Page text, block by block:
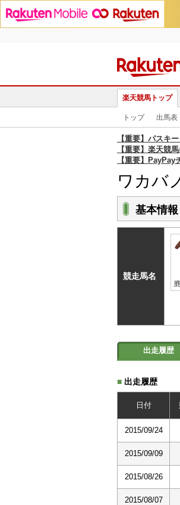
楽天競馬トップ
トップ 出馬表
【重要】パスキ
【重要】楽天競
【重要】PayPay
ワカバ
基本情報
競走馬名
出走履歴
■ 出走履歴
日付
2015/09/24
2015/09/09
2015/08/26
2015/08/07